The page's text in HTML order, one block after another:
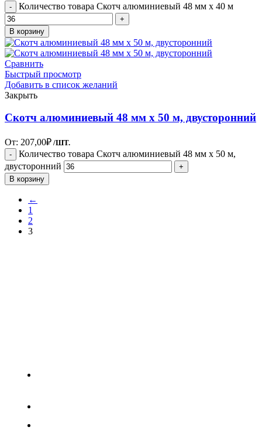
Количество товара Скотч алюминиевый 48 мм х 40 м
В корзину
Сравнить
Быстрый просмотр
Добавить в список желаний
Закрыть
Скотч алюминиевый 48 мм х 50 м, двусторонний
От: 207,00₽ /ШТ.
Количество товара Скотч алюминиевый 48 мм х 50 м,
двусторонний
В корзину
←
1
2
3